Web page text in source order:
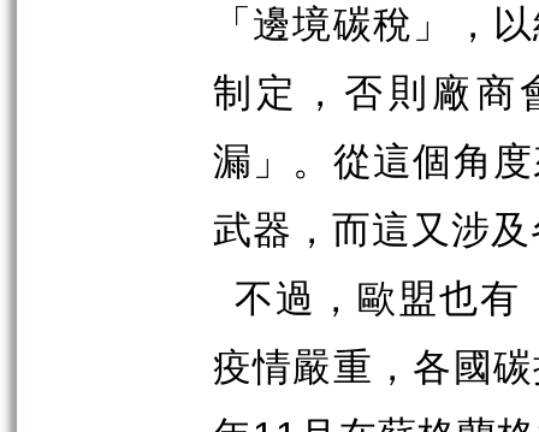
「邊境碳稅」，
制定，否則廠商
漏」。從這個角
武器，而這又涉
不過，歐盟也有
疫情嚴重，各國